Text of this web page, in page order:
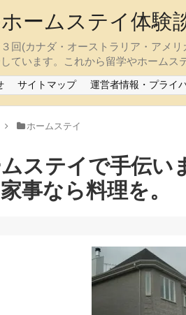
ームステイ体験
回(カナダ・オーストラリア・アメ
ています。これから留学やホームス
サイトマップ 運営者情報・プライ
ホームステイ
ステイで手伝い
事なら料理を。